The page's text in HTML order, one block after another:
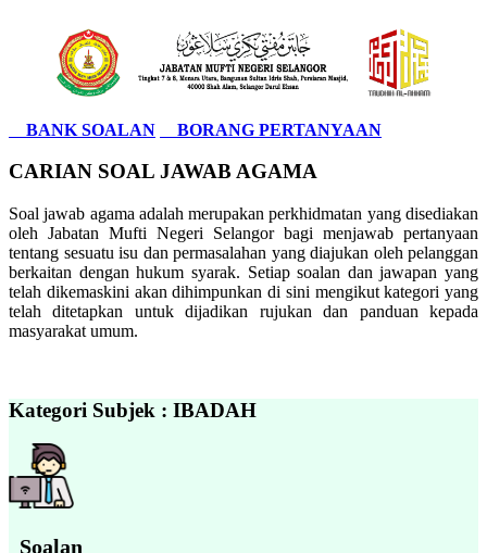
BANK SOALAN BORANG PERTANYAAN
CARIAN SOAL JAWAB AGAMA
Soal jawab agama adalah merupakan perkhidmatan yang disediakan
oleh Jabatan Mufti Negeri Selangor bagi menjawab pertanyaan
tentang sesuatu isu dan permasalahan yang diajukan oleh pelanggan
berkaitan dengan hukum syarak. Setiap soalan dan jawapan yang
telah dikemaskini akan dihimpunkan di sini mengikut kategori yang
telah ditetapkan untuk dijadikan rujukan dan panduan kepada
masyarakat umum.
Kategori Subjek : IBADAH
Soalan